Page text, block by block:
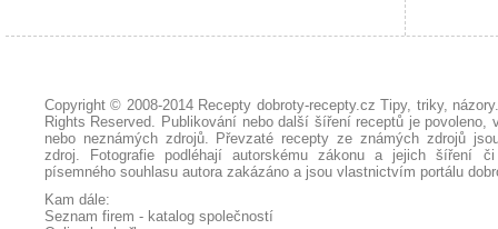
Copyright © 2008-2014 Recepty dobroty-recepty.cz Tipy, triky,
Rights Reserved. Publikování nebo další šíření receptů je povoleno,
nebo neznámých zdrojů. Převzaté recepty ze známých zdrojů
zdroj. Fotografie podléhají autorskému zákonu a jejich šíření
písemného souhlasu autora zakázáno a jsou vlastnictvím portálu
Kam dále:
Seznam firem - katalog společností